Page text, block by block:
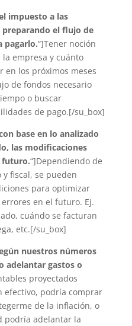
impuesto a las
preparando el flujo de
pagarlo.“]Tener noción
empresa y cuánto
en los próximos meses
de fondos necesario
o buscar
de pago.[/su_box]
base en lo analizado
las modificaciones
futuro.“]Dependiendo de
fiscal, se pueden
para optimizar
en el futuro. Ej.
cuándo se facturan
etc.[/su_box]
nuestros números
adelantar gastos o
proyectados
efectivo, podría comprar
de la inflación, o
podría adelantar la